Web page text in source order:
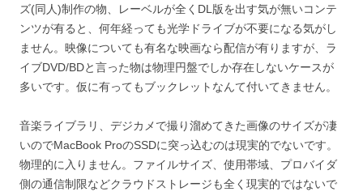
ズ(同人)制作の物、レーベルが全くDL版を出す気が無いコンテ
ンツが有ると、何年経っても光学ドライブが不要になる気がし
ません。映像についても有名な映画なら配信が有りますが、ラ
イブDVD/BDと言った物は物理円盤でしか存在しないケースが
多いです。仮に有ってもブックレットなんて付いてきません。
音楽ライブラリ、デジカメで撮り溜めてきた画像のサイズが凄
いのでMacBook ProのSSDに突っ込むのは現実的でないです。
物理的に入りません。ファイルサイズ、使用帯域、プロバイダ
側の通信制限などクラウドストレージも全く現実的ではないで